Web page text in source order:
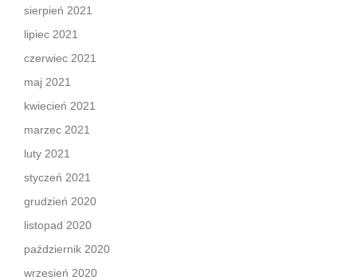
sierpień 2021
lipiec 2021
czerwiec 2021
maj 2021
kwiecień 2021
marzec 2021
luty 2021
styczeń 2021
grudzień 2020
listopad 2020
październik 2020
wrzesień 2020